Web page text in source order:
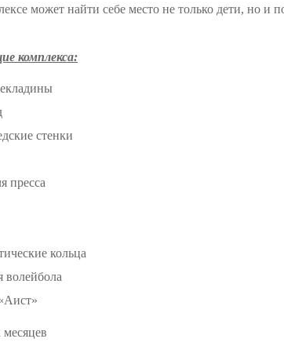
может найти себе место не только дети, но и
комплекса:
стенки
пресса
кольца
волейбола
месяцев